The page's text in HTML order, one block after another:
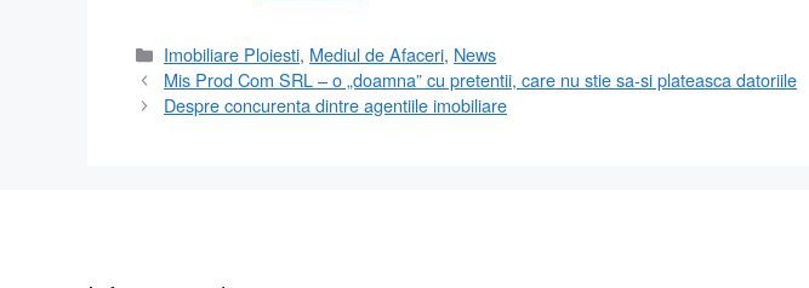
Categorii
Imobiliare Ploiesti, Mediul de Afaceri, News
Mis Prod Com SRL – o „doamna” cu pretentii, care nu stie sa-si plateasca datoriile
Despre concurenta dintre agentiile imobiliare